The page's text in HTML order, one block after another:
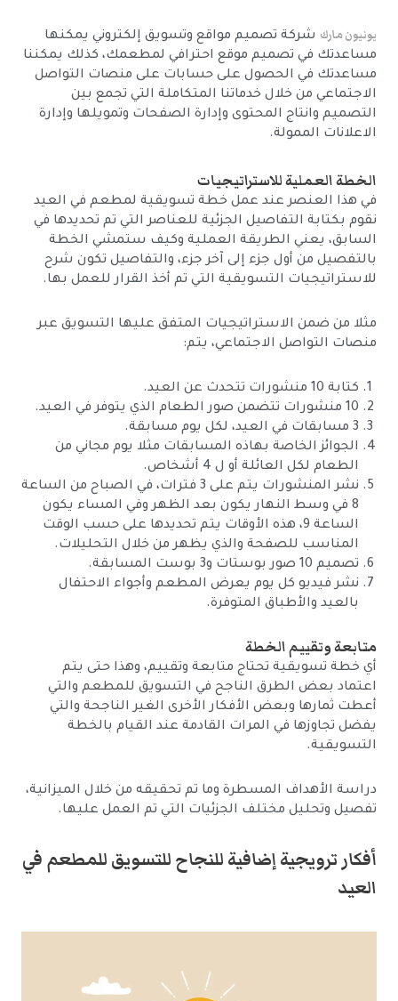
يونيون مارك شركة تصميم مواقع وتسويق إلكتروني يمكنها
مساعدتك في تصميم موقع احترافي لمطعمك، كذلك يمكننا
مساعدتك في الحصول على حسابات على منصات التواصل
الاجتماعي من خلال خدماتنا المتكاملة التي تجمع بين
التصميم وانتاج المحتوى وإدارة الصفحات وتمويلها وإدارة
الاعلانات الممولة.
الخطة العملية للاستراتيجيات
في هذا العنصر عند عمل خطة تسويقية لمطعم في العيد
نقوم بكتابة التفاصيل الجزئية للعناصر التي تم تحديدها في
السابق، يعني الطريقة العملية وكيف ستمشي الخطة
بالتفصيل من أول جزء إلى آخر جزء، والتفاصيل تكون شرح
للاستراتيجيات التسويقية التي تم أخذ القرار للعمل بها.
مثلا من ضمن الاستراتيجيات المتفق عليها التسويق عبر
منصات التواصل الاجتماعي، يتم:
كتابة 10 منشورات تتحدث عن العيد.
10 منشورات تتضمن صور الطعام الذي يتوفر في العيد.
3 مسابقات في العيد، لكل يوم مسابقة.
الجوائز الخاصة بهاذه المسابقات مثلا يوم مجاني من
الطعام لكل العائلة أو ل 4 أشخاص.
نشر المنشورات يتم على 3 فترات، في الصباح من الساعة
8 في وسط النهار يكون بعد الظهر وفي المساء يكون
الساعة 9، هذه الأوقات يتم تحديدها على حسب الوقت
المناسب للصفحة والذي يظهر من خلال التحليلات.
تصميم 10 صور بوستات و3 بوست المسابقة.
نشر فيديو كل يوم يعرض المطعم وأجواء الاحتفال
بالعيد والأطباق المتوفرة.
متابعة وتقييم الخطة
أي خطة تسويقية تحتاج متابعة وتقييم، وهذا حتى يتم
اعتماد بعض الطرق الناجح في التسويق للمطعم والتي
أعطت ثمارها وبعض الأفكار الأخرى الغير الناجحة والتي
يفضل تجاوزها في المرات القادمة عند القيام بالخطة
التسويقية.
دراسة الأهداف المسطرة وما تم تحقيقه من خلال الميزانية،
تفصيل وتحليل مختلف الجزئيات التي تم العمل عليها.
أفكار ترويجية إضافية للنجاح للتسويق للمطعم في
العيد